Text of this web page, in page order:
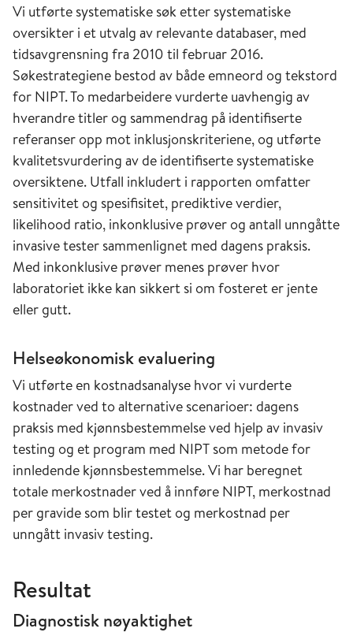
Vi utførte systematiske søk etter systematiske
oversikter i et utvalg av relevante databaser, med
tidsavgrensning fra 2010 til februar 2016.
Søkestrategiene bestod av både emneord og tekstord
for NIPT. To medarbeidere vurderte uavhengig av
hverandre titler og sammendrag på identifiserte
referanser opp mot inklusjonskriteriene, og utførte
kvalitetsvurdering av de identifiserte systematiske
oversiktene. Utfall inkludert i rapporten omfatter
sensitivitet og spesifisitet, prediktive verdier,
likelihood ratio, inkonklusive prøver og antall unngåtte
invasive tester sammenlignet med dagens praksis.
Med inkonklusive prøver menes prøver hvor
laboratoriet ikke kan sikkert si om fosteret er jente
eller gutt.
Helseøkonomisk evaluering
Vi utførte en kostnadsanalyse hvor vi vurderte
kostnader ved to alternative scenarioer: dagens
praksis med kjønnsbestemmelse ved hjelp av invasiv
testing og et program med NIPT som metode for
innledende kjønnsbestemmelse. Vi har beregnet
totale merkostnader ved å innføre NIPT, merkostnad
per gravide som blir testet og merkostnad per
unngått invasiv testing.
Resultat
Diagnostisk nøyaktighet